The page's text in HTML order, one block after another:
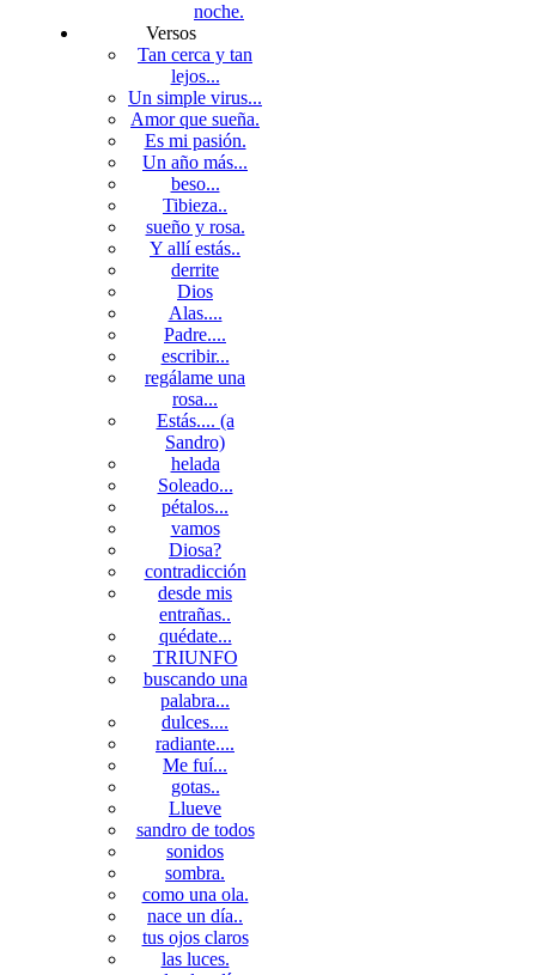
noche.
Versos
Tan cerca y tan
lejos...
Un simple virus...
Amor que sueña.
Es mi pasión.
Un año más...
beso...
Tibieza..
sueño y rosa.
Y allí estás..
derrite
Dios
Alas....
Padre....
escribir...
regálame una
rosa...
Estás.... (a
Sandro)
helada
Soleado...
pétalos...
vamos
Diosa?
contradicción
desde mis
entrañas..
quédate...
TRIUNFO
buscando una
palabra...
dulces....
radiante....
Me fuí...
gotas..
Llueve
sandro de todos
sonidos
sombra.
como una ola.
nace un día..
tus ojos claros
las luces.